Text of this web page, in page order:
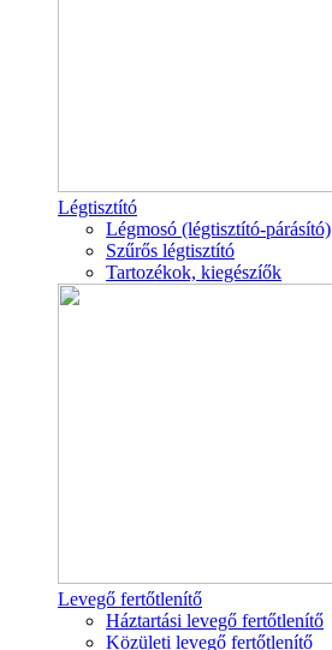
Légtisztító
Légmosó (légtisztító-párásító)
Szűrős légtisztító
Tartozékok, kiegészíők
Levegő fertőtlenítő
Háztartási levegő fertőtlenítő
Közületi levegő fertőtlenítő